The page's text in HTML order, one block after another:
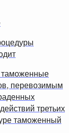
таможенные
перевозимым
третьих
таможенный